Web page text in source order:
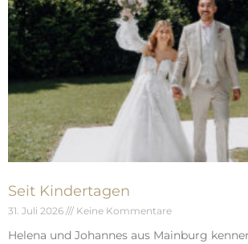
Seit Kindertagen
31. Juli 2026 Keine Kommentare
Helena und Johannes aus Mainburg